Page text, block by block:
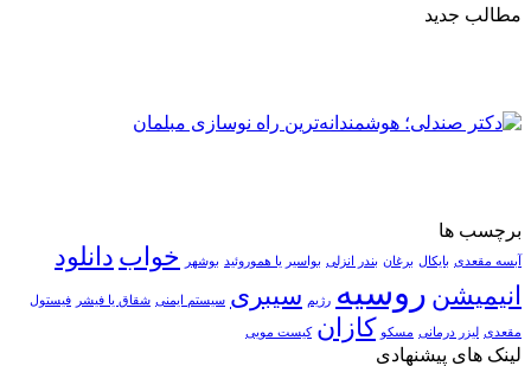
مطالب جدید
برچسب ها
آبسه مقعدی بایکال برغان بندر انزلی بواسیر یا هموروئید بوشهر خواب دانلود
انیمیشن روسیه رژیم سیبری سیستم ایمنی شقاق یا فیشر فیستول
مقعدی لیزر درمانی مسکو کازان کیست مویی
لینک های پیشنهادی